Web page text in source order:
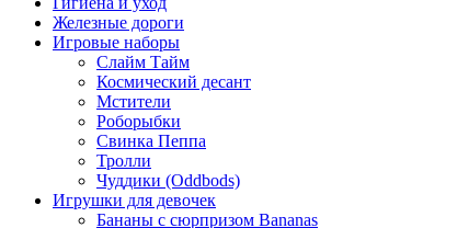
Железные дороги
Игровые наборы
Слайм Тайм
Космический десант
Мстители
Роборыбки
Свинка Пеппа
Тролли
Чуддики (Oddbods)
Игрушки для девочек
Бананы с сюрпризом Bananas